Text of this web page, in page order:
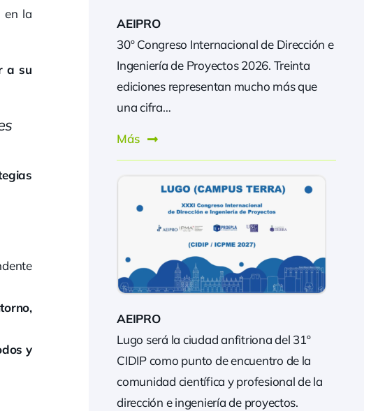
en la
a su
y
AEIPRO
30º Congreso Internacional de Dirección e
Ingeniería de Proyectos 2026. Treinta
ediciones representan mucho más que
una cifra…
Más
AEIPRO
Lugo será la ciudad anfitriona del 31º
CIDIP como punto de encuentro de la
comunidad científica y profesional de la
dirección e ingeniería de proyectos.